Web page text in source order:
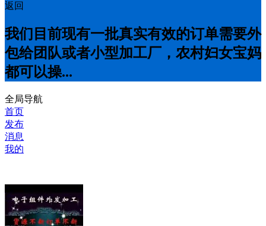
返回
我们目前现有一批真实有效的订单需要外
包给团队或者小型加工厂，农村妇女宝妈
都可以操...
全局导航
首页
发布
消息
我的